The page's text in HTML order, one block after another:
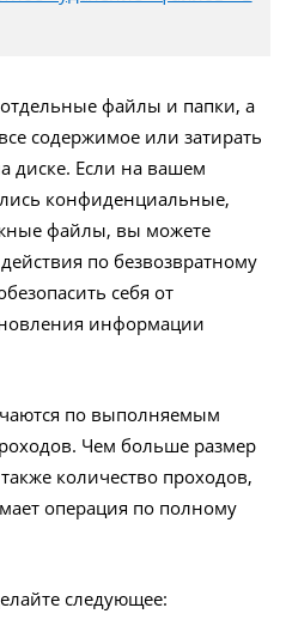
файлы и папки, а
содержимое или затирать
диске. Если на вашем
конфиденциальные,
файлы, вы можете
по безвозвратному
себя от
информации
по выполняемым
Чем больше размер
количество проходов,
операция по полному
следующее: